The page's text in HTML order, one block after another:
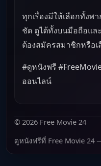
ทุกเรื่องมีให้เลือกทั้งพ
ชัด ดูได้ทั้งบนมือถือแ
ต้องสมัครสมาชิกหรือเ
#ดูหนังฟรี
ออนไลน์
© 2026 Free Movie 24
ดูหนังฟรีที่ Free Movie